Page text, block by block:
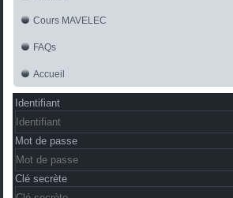
Cours MAVELEC
FAQs
Accueil
Identifiant
Mot de passe
Clé secrète